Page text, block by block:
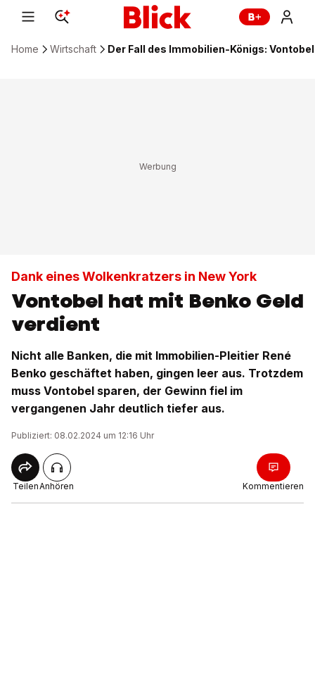
Home Wirtschaft Der Fall des Immobilien-Königs:
Dank eines Wolkenkratzers in New York
Vontobel hat mit Benko Geld
verdient
Nicht alle Banken, die mit Immobilien-Pleitier René
Benko geschäftet haben, gingen leer aus. Trotzdem
muss Vontobel sparen, der Gewinn fiel im
vergangenen Jahr deutlich tiefer aus.
Publiziert: 08.02.2024 um 12:16 Uhr
TeilenAnhören Kommentieren